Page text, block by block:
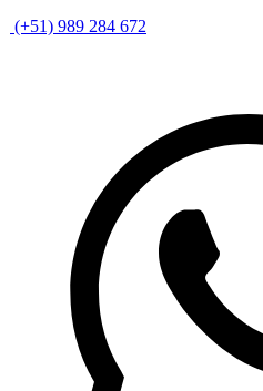
(+51) 989 284 672